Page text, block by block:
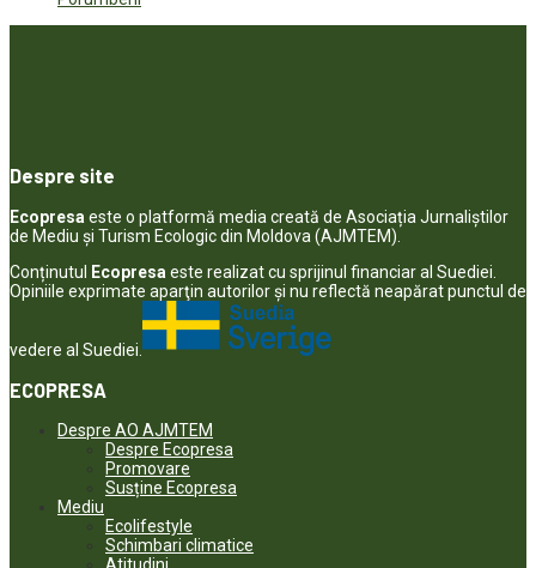
Despre site
Ecopresa este o platformă media creată de Asociația Jurnaliștilor
de Mediu și Turism Ecologic din Moldova (AJMTEM).
Conținutul Ecopresa este realizat cu sprijinul financiar al Suediei.
Opiniile exprimate aparţin autorilor şi nu reflectă neapărat punctul de
vedere al Suediei.
ECOPRESA
Despre AO AJMTEM
Despre Ecopresa
Promovare
Susține Ecopresa
Mediu
Ecolifestyle
Schimbari climatice